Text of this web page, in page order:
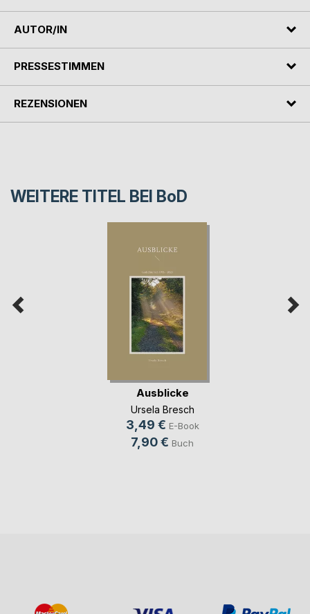
AUTOR/IN
PRESSESTIMMEN
REZENSIONEN
WEITERE TITEL BEI BoD
Ausblicke
Ursela Bresch
3,49 € E-Book
7,90 € Buch